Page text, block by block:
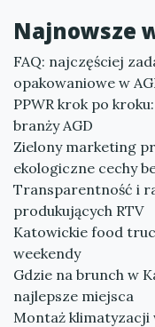
Najnowsze
FAQ: najczęściej
opakowaniowe w
PPWR krok po
branży AGD
Zielony marketing
ekologiczne cechy
Transparentność i
produkujących RTV
Katowickie food
weekendy
Gdzie na brunch w
najlepsze miejsca
Montaż klimatyzacji